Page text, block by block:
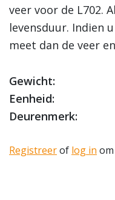
veer voor de L702.
levensduur. Indien
meet dan de veer
Gewicht:
Eenheid:
Deurenmerk:
Registreerof log in